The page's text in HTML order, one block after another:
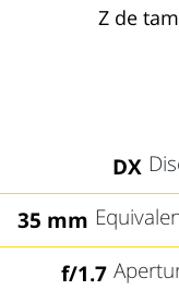
Z de
DX
35 mm
f/1.7